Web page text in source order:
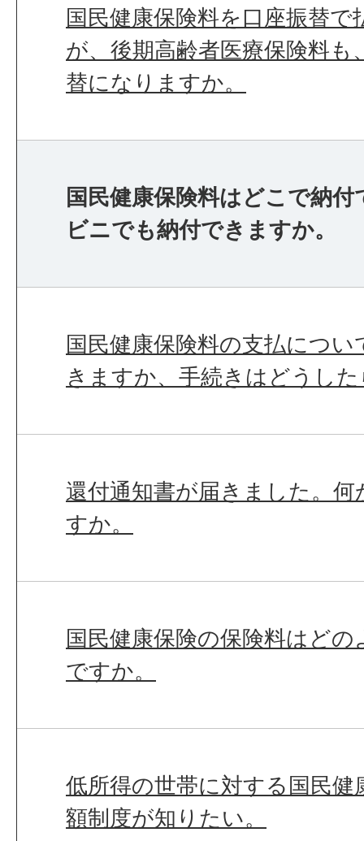
国民健康保険料を口座振替
が、後期高齢者医療保険料も
替になりますか。
国民健康保険料はどこで納
ビニでも納付できますか。
国民健康保険料の支払につ
きますか、手続きはどうし
還付通知書が届きました。
すか。
国民健康保険の保険料はど
ですか。
低所得の世帯に対する国民健
額制度が知りたい。